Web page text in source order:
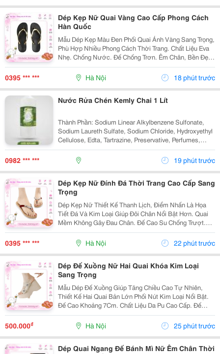
Dép Kẹp Nữ Quai Vàng Cao Cấp Phong Cách
Hàn Quốc
Mẫu Dép Kẹp Màu Đen Phối Quai Ánh Vàng Sang Trọng,
Phù Hợp Nhiều Phong Cách Thời Trang. Chất Liệu Eva
Nhẹ. Chống Nước. Đế Chống Trơn. Êm Chân, Bền Đẹp.
Thích Hợp Đi Biển, Đi Dạo, Sử Dụng Hằng Ngày. ✔ Có
Nhiều Size.
0395 *** *** Hà Nội 18 phút trước
Nước Rửa Chén Kemly Chai 1 Lít
Thành Phần: Sodium Linear Alkylbenzene Sulfonate,
Sodium Laureth Sulfate, Sodium Chloride, Hydroxyethyl
Cellulose, Edta, Tartrazine, Preservative, Perfumes,
Water. Công Dụng: Tẩy Sạch Dầu Mỡ Trên Chén, Đĩa Và
Cả Đồ Nhựa. Cách Dùng: - Pha Loãng...
0982 *** *** 19 phút trước
Dép Kẹp Nữ Đính Đá Thời Trang Cao Cấp Sang
Trọng
Dép Kẹp Nữ Thiết Kế Thanh Lịch, Điểm Nhấn Là Họa
Tiết Đá Và Kim Loại Giúp Đôi Chân Nổi Bật Hơn. Quai
Mềm Không Gây Đau Chân. Đế Cao Su Chống Trượt.
Kiểu Dáng Nữ Tính. Phù Hợp Mặc Váy Hoặc Quần
Jean. Mang Đi Biển, Đi Chơi, Dạo Phố.
0395 *** *** Hà Nội 22 phút trước
Dép Đế Xuồng Nữ Hai Quai Khóa Kim Loại
Sang Trọng
Mẫu Dép Đế Xuồng Giúp Tăng Chiều Cao Tự Nhiên,
Thiết Kế Hai Quai Bản Lớn Phối Nút Kim Loại Nổi Bật.
Đế Cao Khoảng 7Cm. Chất Liệu Da Pu Cao Cấp. Đế
Chống Trượt. Êm Chân Khi Mang Lâu. Thích Hợp Đi
500.000₫ Hà Nội 25 phút trước
Dép Quai Ngang Đế Bánh Mì Nữ Êm Chân Thời